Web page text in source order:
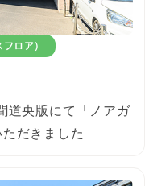
ロア）
道央版にて「ノアガ
だきました